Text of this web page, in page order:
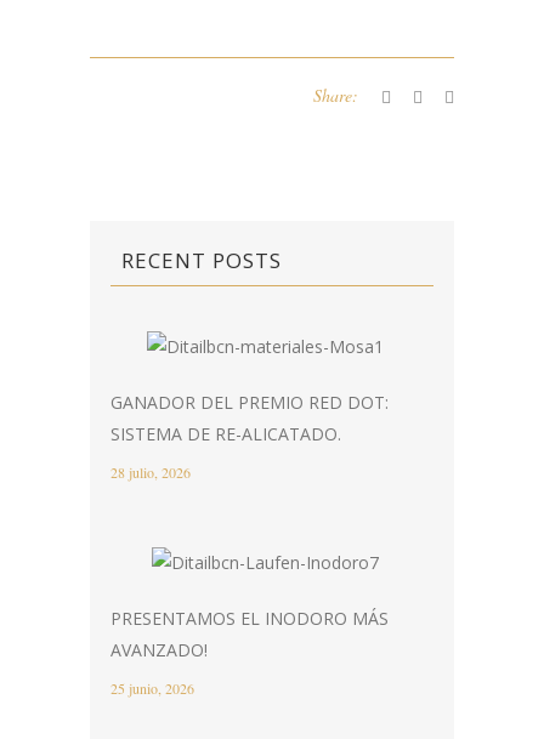
Share:
RECENT POSTS
GANADOR DEL PREMIO RED DOT:
SISTEMA DE RE-ALICATADO.
28 julio, 2026
PRESENTAMOS EL INODORO MÁS
AVANZADO!
25 junio, 2026